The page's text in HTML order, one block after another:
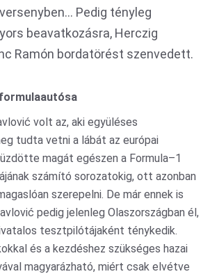
Pedig tényleg
beavatkozásra, Herczig
Ramón bordatörést szenvedett.
volt az, aki együléses
tudta vetni a lábát az európai
magát egészen a Formula–1
számító sorozatokig, ott azonban
szerepelni. De már ennek is
pedig jelenleg Olaszországban él,
tesztpilótájaként ténykedik.
és a kezdéshez szükséges hazai
magyarázható, miért csak elvétve